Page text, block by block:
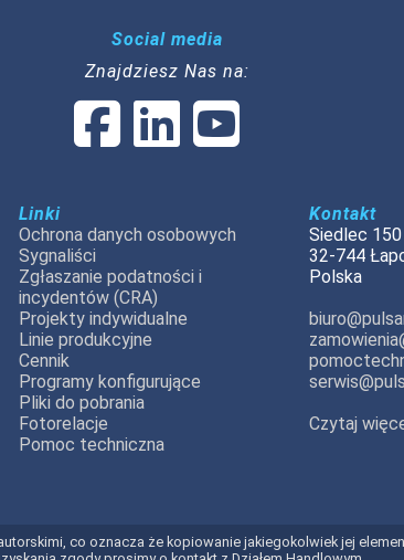
Social media
Znajdziesz Nas na:
Linki
Ochrona danych osobowych
Sygnaliści
Zgłaszanie podatności i
incydentów (CRA)
Projekty indywidualne
Linie produkcyjne
Cennik
Programy konfigurujące
Pliki do pobrania
Fotorelacje
Pomoc techniczna
Kontakt
Siedlec 150
32-744
Polska
Czytaj
co oznacza że kopiowanie jakiegokolwiek jej